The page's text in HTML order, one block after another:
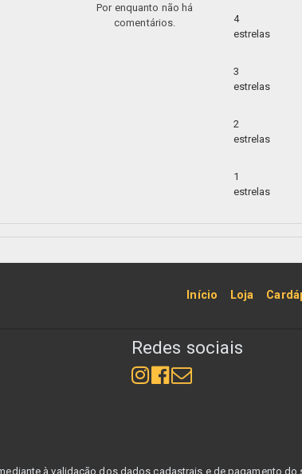
Por enquanto não há
comentários.
4
estrelas
3
estrelas
2
estrelas
1
estrelas
Início Loja
Redes sociais
à validação dos dados cadastrais e de pagamento